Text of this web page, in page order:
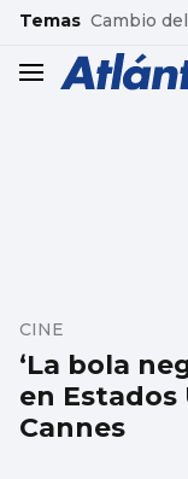
common.go-to-
Temas Cambio
‘La bola
en
Cannes
CINE